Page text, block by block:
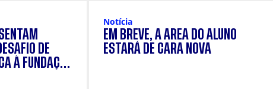
DE
À FUNDAÇÃO
Notícia
EM BREVE, A ÁREA DO ALUNO
ESTARÁ DE CARA NOVA